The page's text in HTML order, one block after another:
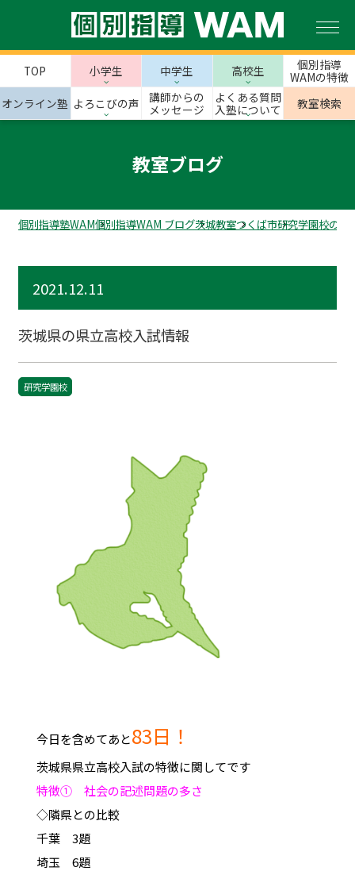
TOP 小学生 中学生 高校生
個別指導
WAMの特徴
オンライン塾 よろこびの声
講師からの
メッセージ
よくある質問
入塾について
教室検索
教室ブログ
個別指導塾WAM個別指導WAM ブログ茨城教室つくば市研究学園校のス
2021.12.11
茨城県の県立高校入試情報
研究学園校
今日を含めてあと83日！
茨城県県立高校入試の特徴に関してです
特徴① 社会の記述問題の多さ
◇隣県との比較
千葉 3題
埼玉 6題